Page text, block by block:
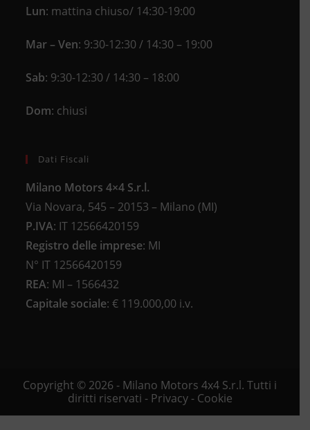
Lun: mattina chiuso/ 14:30-19:00
Mar – Ven: 9:30-12:30 / 14:30 – 19:00
Sab: 9:30-12:30 / 14:30 – 18:00
Dom: chiusi
Dati Fiscali
Milano Motors 4×4 S.r.l.
Via Novara, 545 – 20153 – Milano (MI)
P.IVA: IT 12566420159
Registro delle imprese: MI
N° IT 12566420159
REA: MI – 1566432
Capitale sociale: € 119.000,00 i.v.
Copyright © 2026 - Milano Motors 4x4 S.r.l. Tutti i
diritti riservati - Privacy- Cookie